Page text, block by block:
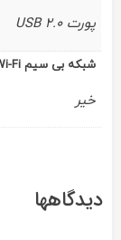
پورت USB 2.0
شبکه بی سیم Wi-Fi
خیر
دیدگاهها